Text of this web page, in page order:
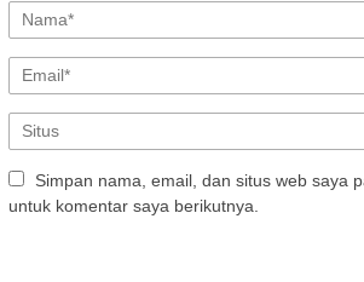
Simpan nama, email, dan situs web saya
untuk komentar saya berikutnya.